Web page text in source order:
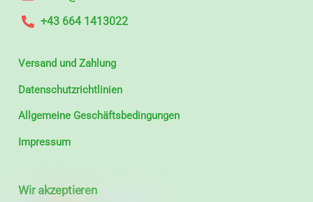
+43 664 1413022
Versand und Zahlung
Datenschutzrichtlinien
Allgemeine Geschäftsbedingungen
Impressum
Wir akzeptieren